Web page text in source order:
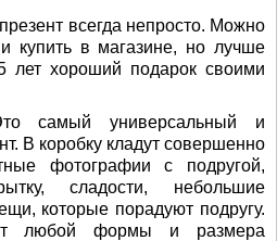
всегда непросто. Можно
купить в магазине, но лучше
лет хороший подарок своими
самый универсальный и
В коробку кладут совершенно
фотографии с подругой,
сладости, небольшие
которые порадуют подругу.
любой формы и размера